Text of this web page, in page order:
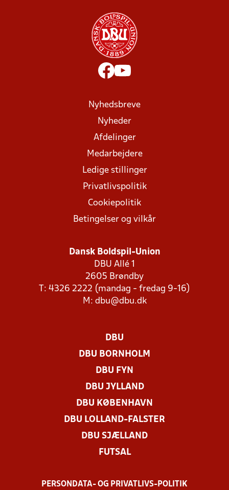
Nyhedsbreve
Nyheder
Afdelinger
Medarbejdere
Ledige stillinger
Privatlivspolitik
Cookiepolitik
Betingelser og vilkår
Dansk Boldspil-Union
DBU Allé 1
2605 Brøndby
T: 4326 2222 (mandag - fredag 9-16)
M: dbu@dbu.dk
DBU
DBU BORNHOLM
DBU FYN
DBU JYLLAND
DBU KØBENHAVN
DBU LOLLAND-FALSTER
DBU SJÆLLAND
FUTSAL
PERSONDATA- OG PRIVATLIVS-POLITIK